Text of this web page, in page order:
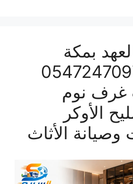
بمكة
0547247097
غرف نوم
الأوكر
وصيانة الأثاث